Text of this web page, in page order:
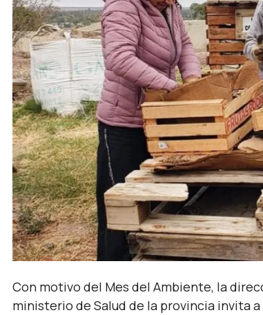
Con motivo del Mes del Ambiente, la
ministerio de Salud de la provincia invita